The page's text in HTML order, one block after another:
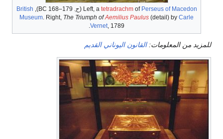
Left, a tetradrachmof Perseus of Macedon
(ح ),
British
Museum . Right, The Triumph ofAemilius Paulus (detail) byCarle
Vernet , 1789.
للمزيد من المعلومات:القانون اليوناني القديم